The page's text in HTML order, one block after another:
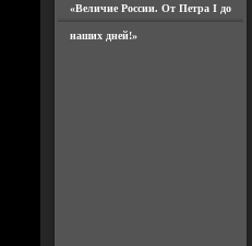
«Величие России. От Петра I до
наших дней!»